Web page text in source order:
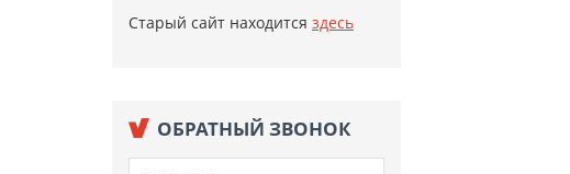
Старый сайт находится здесь
ОБРАТНЫЙ ЗВОНОК